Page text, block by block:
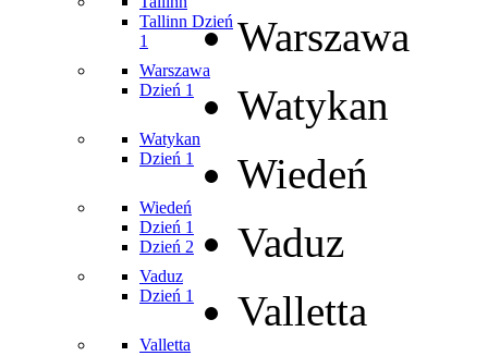
Tallinn Dzień
1
Warszawa
Warszawa
Dzień 1
Watykan
Watykan
Dzień 1
Wiedeń
Wiedeń
Dzień 1
Dzień 2
Vaduz
Vaduz
Dzień 1
Valletta
Valletta